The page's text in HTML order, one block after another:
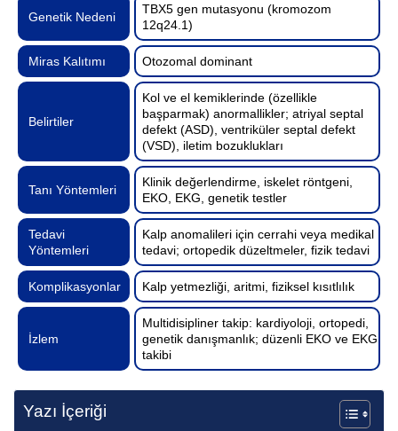
Genetik Nedeni
TBX5 gen mutasyonu (kromozom
12q24.1)
Miras Kalıtımı Otozomal dominant
Belirtiler
Kol ve el kemiklerinde (özellikle
başparmak) anormallikler; atriyal septal
defekt (ASD), ventriküler septal defekt
(VSD), iletim bozuklukları
Tanı Yöntemleri
Klinik değerlendirme, iskelet röntgeni,
EKO, EKG, genetik testler
Tedavi
Yöntemleri
Kalp anomalileri için cerrahi veya medikal
tedavi; ortopedik düzeltmeler, fizik tedavi
Komplikasyonlar Kalp yetmezliği, aritmi, fiziksel kısıtlılık
İzlem
Multidisipliner takip: kardiyoloji, ortopedi,
genetik danışmanlık; düzenli EKO ve EKG
takibi
Yazı İçeriği